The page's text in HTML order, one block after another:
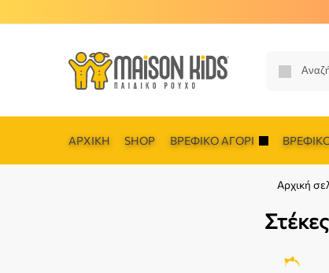
ΑΡΧΙΚΉ SHOP ΒΡΕΦΙΚΌ ΑΓΌΡΙ
Αρχική
Στέκες